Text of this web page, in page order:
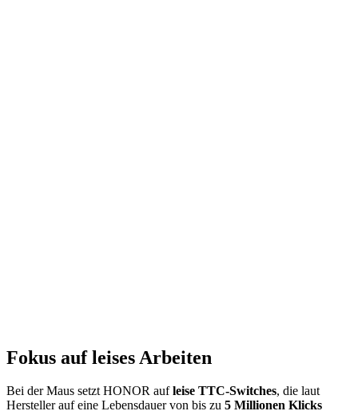
Fokus auf leises Arbeiten
Bei der Maus setzt HONOR aufleise TTC-Switches, die laut
Hersteller auf eine Lebensdauer von bis zu 5 Millionen Klicks